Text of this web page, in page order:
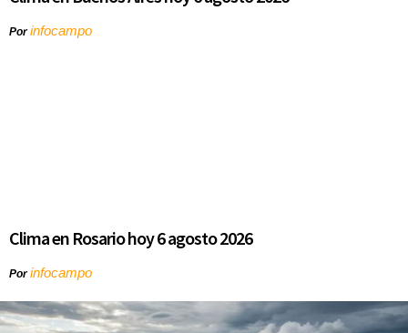
Porinfocampo
Clima en Rosario hoy 6 agosto 2026
Porinfocampo